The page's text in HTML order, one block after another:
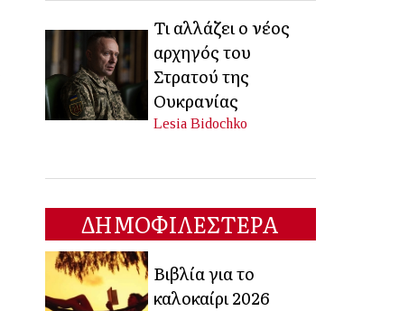
Τι αλλάζει ο νέος
αρχηγός του
Στρατού της
Ουκρανίας
Lesia Bidochko
ΔΗΜΟΦΙΛΕΣΤΕΡΑ
Βιβλία για το
καλοκαίρι 2026